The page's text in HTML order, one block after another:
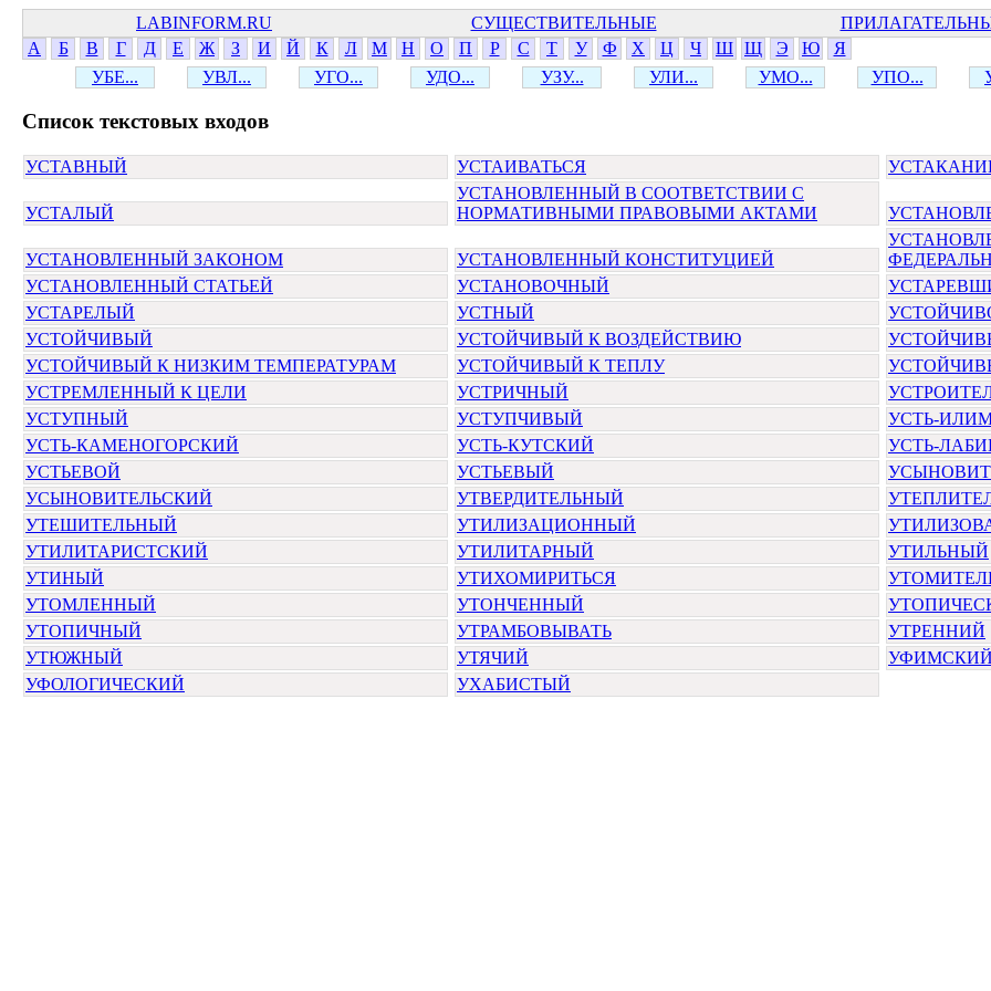
LABINFORM.RU СУЩЕСТВИТЕЛЬНЫЕ
А
Б В Г Д Е Ж З И Й К Л М Н О П Р С Т У Ф Х Ц Ч Ш Щ Э Ю
Я
УБЕ...
УВЛ... УГО... УДО... УЗУ... УЛИ... УМО... УПО...
Cписок текстовых входов
УСТАВНЫЙ УСТАИВАТЬСЯ
УСТАЛЫЙ
УСТАНОВЛЕННЫЙ В СООТВЕТСТВИИ С
НОРМАТИВНЫМИ ПРАВОВЫМИ АКТАМИ
УСТАНОВЛЕННЫЙ ЗАКОНОМ УСТАНОВЛЕННЫЙ КОНСТИТУЦИЕЙ
УСТАНОВЛЕННЫЙ СТАТЬЕЙ
УСТАНОВОЧНЫЙ
УСТАРЕЛЫЙ
УСТНЫЙ
УСТОЙЧИВЫЙ
УСТОЙЧИВЫЙ К ВОЗДЕЙСТВИЮ
УСТОЙЧИВЫЙ К НИЗКИМ ТЕМПЕРАТУРАМ
УСТОЙЧИВЫЙ К ТЕПЛУ
УСТРЕМЛЕННЫЙ К ЦЕЛИ
УСТРИЧНЫЙ
УСТУПНЫЙ
УСТУПЧИВЫЙ
УСТЬ-
УСТЬ-КАМЕНОГОРСКИЙ
УСТЬ-КУТСКИЙ
УСТЬ-
УСТЬЕВОЙ
УСТЬЕВЫЙ
УСЫНОВИТЕЛЬСКИЙ
УТВЕРДИТЕЛЬНЫЙ
УТЕШИТЕЛЬНЫЙ
УТИЛИЗАЦИОННЫЙ
УТИЛИТАРИСТСКИЙ
УТИЛИТАРНЫЙ
УТИЛЬНЫЙ
УТИНЫЙ
УТИХОМИРИТЬСЯ
УТОМЛЕННЫЙ
УТОНЧЕННЫЙ
УТОПИЧНЫЙ
УТРАМБОВЫВАТЬ
УТРЕННИЙ
УТЮЖНЫЙ
УТЯЧИЙ
УФИМСКИЙ
УФОЛОГИЧЕСКИЙ
УХАБИСТЫЙ